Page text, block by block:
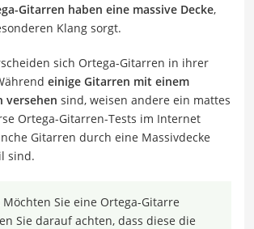
Gitarren haben eine massive Decke,
Klang sorgt.
sich Ortega-Gitarren in ihrer
einige Gitarren mit einem
versehen sind, weisen andere ein mattes
Ortega-Gitarren-Tests im Internet
Gitarren durch eine Massivdecke
sind.
Möchten Sie eine Ortega-Gitarre
Sie darauf achten, dass diese die